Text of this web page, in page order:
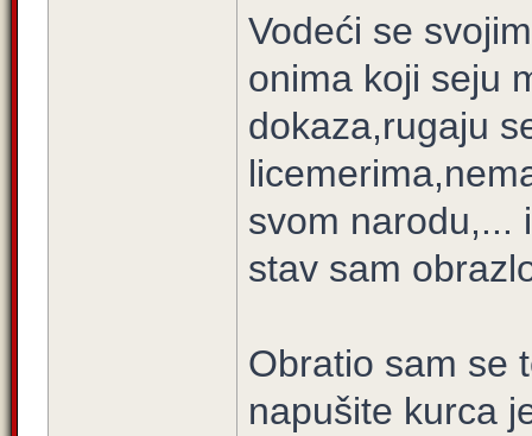
Vodeći se
onima koji seju
dokaza,rugaju
svom narodu,...
stav sam
Obratio sam se
napušite kurca